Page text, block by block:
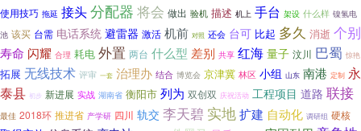
使用技巧 拖延 接头分配器 将会 做出 验机 描述 机上 手台 架设 什么样 镍氢电
池 该买 台需 电话系统 避雷器 激活 机前 对照 还会 台可 比起 多久 消逝 个别
寿命 闪耀 合理 耗电 外置 两台 什么型 差别 共享 红海 量子 汶川 巴蜀 惊艳
拓展 无线技术 评审 一套 治理办 结合 博览会 京津冀 林区 小组 山东 南港 定制 永
泰县 初步 新进展 实战 湖南省 衡阳市 列为 双创双 庆祝活动 工程项目 道路 联接
最佳 2018环 推进省 产学研 四川 轨交 李天碧 实地扩建 自动化 调研组 硬核